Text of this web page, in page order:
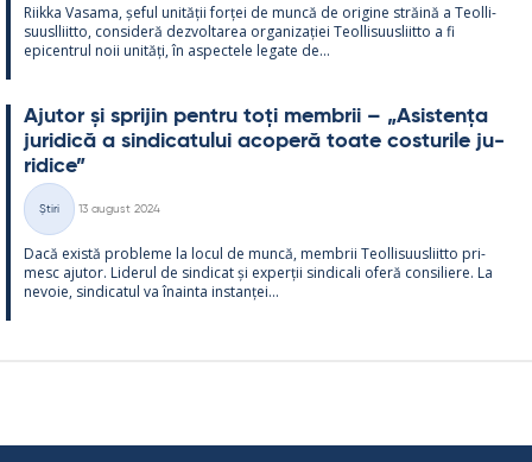
Riikka Va­sama, șe­ful unității forței de muncă de ori­gine străină a Teol­li­
suusl­liitto, con­si­deră dez­vol­ta­rea or­ga­nizației Teol­li­suus­liitto a fi
epicent­rul noii unități, în as­pec­tele le­gate de...
Aju­tor și spri­jin pentru toți mem­brii – „Asis­tența
ju­ri­dică a sin­dica­tu­lui aco­peră toate cos­tu­rile ju­
ri­dice”
Categorii
Știri
13 august 2024
Dacă există probleme la locul de muncă, mem­brii Teol­li­suus­liitto pri­
mesc aju­tor. Li­de­rul de sin­dicat și ex­perții sin­dicali oferă con­si­liere. La
ne­voie, sin­dica­tul va înainta ins­tanței...